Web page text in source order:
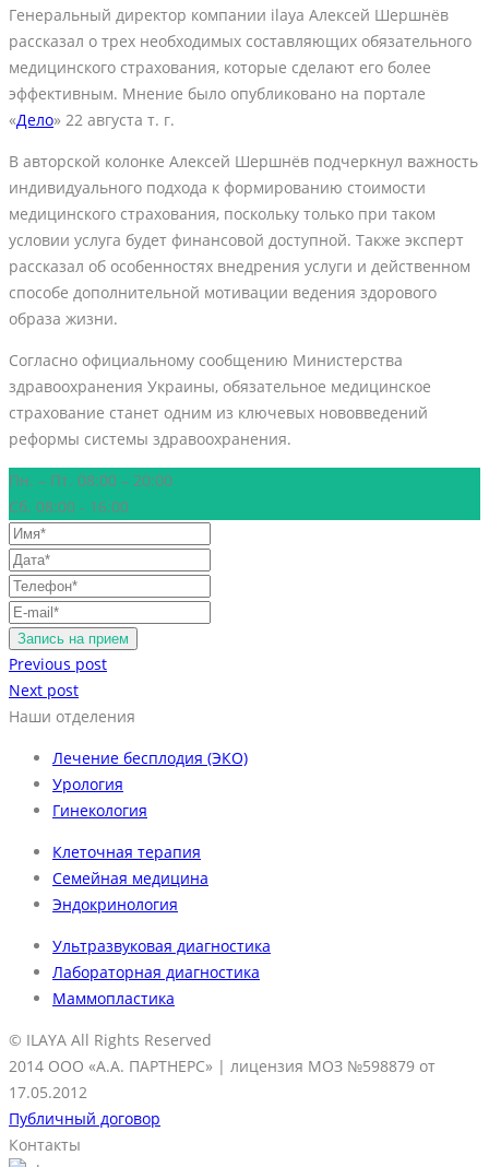
Генеральный директор компании ilaya Алексей Шершнёв
рассказал о трех необходимых составляющих обязательного
медицинского страхования, которые сделают его более
эффективным. Мнение было опубликовано на портале
«Дело» 22 августа т. г.
В авторской колонке Алексей Шершнёв подчеркнул важность
индивидуального подхода к формированию стоимости
медицинского страхования, поскольку только при таком
условии услуга будет финансовой доступной. Также эксперт
рассказал об особенностях внедрения услуги и действенном
способе дополнительной мотивации ведения здорового
образа жизни.
Согласно официальному сообщению Министерства
здравоохранения Украины, обязательное медицинское
страхование станет одним из ключевых нововведений
реформы системы здравоохранения.
Пн. – Пт. 08:00 – 20:00
Сб. 08:00 - 16:00
Previous post
Next post
Наши отделения
Лечение бесплодия (ЭКО)
Урология
Гинекология
Клеточная терапия
Семейная медицина
Эндокринология
Ультразвуковая диагностика
Лабораторная диагностика
Маммопластика
© ILAYA All Rights Reserved
2014 ООО «А.А. ПАРТНЕРС» | лицензия МОЗ №598879 от
17.05.2012
Публичный договор
Контакты